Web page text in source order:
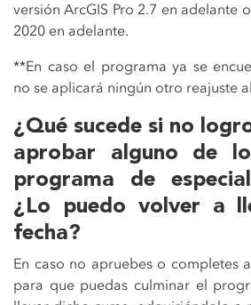
versión ArcGIS Pro 2.7 en adelante
2020 en adelante.
**En caso el programa ya se
no se aplicará ningún otro reajuste
¿Qué sucede si no
aprobar alguno de
programa de
¿Lo puedo volver a
fecha?
En caso no apruebes o completes
para que puedas culminar el